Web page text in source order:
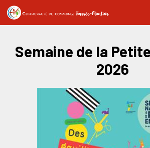
Semaine de la
2026